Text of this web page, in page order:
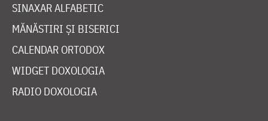
SINAXAR ALFABETIC
MĂNĂSTIRI ȘI BISERICI
CALENDAR ORTODOX
WIDGET DOXOLOGIA
RADIO DOXOLOGIA